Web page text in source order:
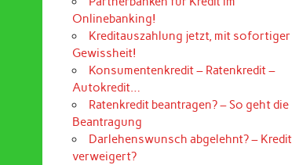
Onlinebanking!
Kreditauszahlung jetzt, mit sofortiger
Gewissheit!
Konsumentenkredit – Ratenkredit –
Autokredit…
Ratenkredit beantragen? – So geht die
Beantragung
Darlehenswunsch abgelehnt? – Kredit
verweigert?